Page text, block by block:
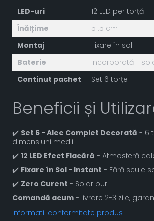
LED-uri
12 LED per torță
Înălțime
51.5 cm
Montaj
Fixare în sol
Baterie
Incorporată -
Continut pachet
Set 6 torțe
Beneficii și
✔️ Set 6 - Alee Complet Decorată - 6
dimensiuni medii.
✔️ 12 LED Efect Flacără - Atmosferă
✔️ Fixare în Sol - Instant - Fără scule
✔️ Zero Curent - Solar pur.
Comandă acum- livrare 2-3 zile,
Informatii conformitate produs